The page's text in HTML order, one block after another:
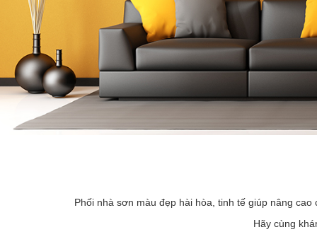
Phối nhà sơn màu đẹp hài hòa, tinh tế giúp nâng
Hãy cùng